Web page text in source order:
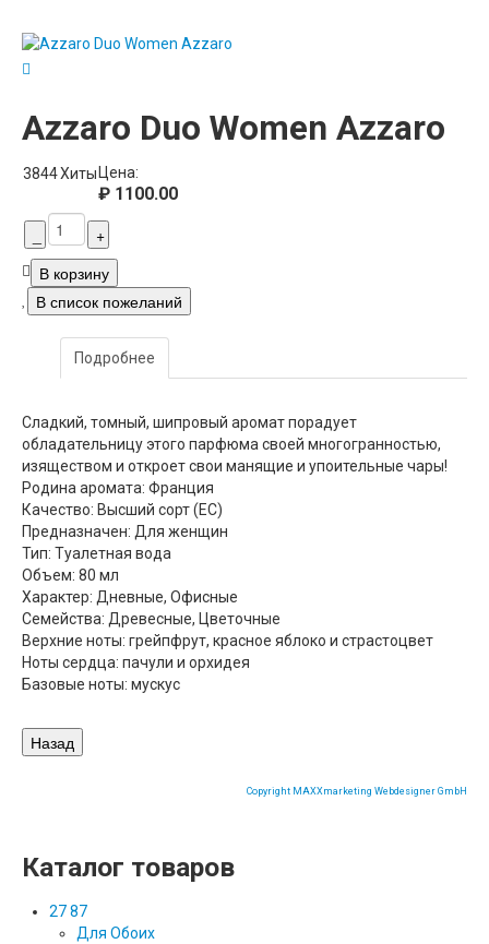
Azzaro Duo Women Azzaro
3844ХитыЦена:
₽ 1100.00
Подробнее
Сладкий, томный, шипровый аромат порадует
обладательницу этого парфюма своей многогранностью,
изяществом и откроет свои манящие и упоительные чары!
Родина аромата: Франция
Качество: Высший сорт (ЕС)
Предназначен: Для женщин
Тип: Туалетная вода
Объем: 80 мл
Характер: Дневные, Офисные
Семейства: Древесные, Цветочные
Верхние ноты: грейпфрут, красное яблоко и страстоцвет
Ноты сердца: пачули и орхидея
Базовые ноты: мускус
Copyright MAXXmarketing Webdesigner GmbH
Каталог товаров
27 87
Для Обоих